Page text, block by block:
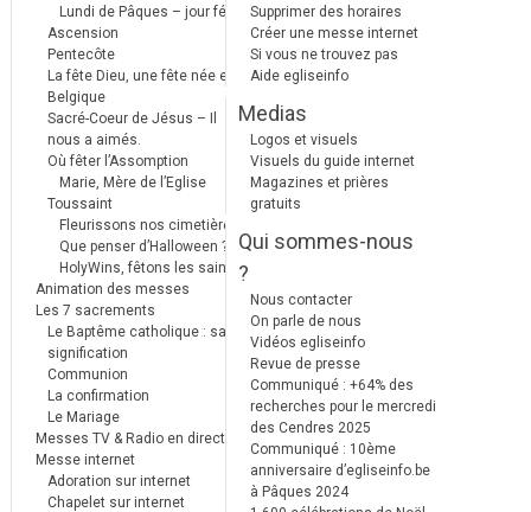
Lundi de Pâques – jour férié
Ascension
Pentecôte
La fête Dieu, une fête née en
Belgique
Sacré-Coeur de Jésus – Il
nous a aimés.
Où fêter l’Assomption
Marie, Mère de l’Eglise
Toussaint
Fleurissons nos cimetières
Que penser d’Halloween ?
HolyWins, fêtons les saints !
Animation des messes
Les 7 sacrements
Le Baptême catholique : sa
signification
Communion
La confirmation
Le Mariage
Messes TV & Radio en direct
Messe internet
Adoration sur internet
Chapelet sur internet
Supprimer des horaires
Créer une messe internet
Si vous ne trouvez pas
Aide egliseinfo
Medias
Logos et visuels
Visuels du guide internet
Magazines et prières
gratuits
Qui sommes-nous
?
Nous contacter
On parle de nous
Vidéos egliseinfo
Revue de presse
Communiqué : +64% des
recherches pour le mercredi
des Cendres 2025
Communiqué : 10ème
anniversaire d’egliseinfo.be
à Pâques 2024